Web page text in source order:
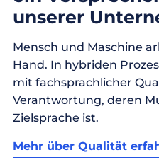
unserer
Mensch und Maschine
Hand. In hybriden
mit fachsprachlicher
Verantwortung, deren
Zielsprache ist.
Mehr über Qualität